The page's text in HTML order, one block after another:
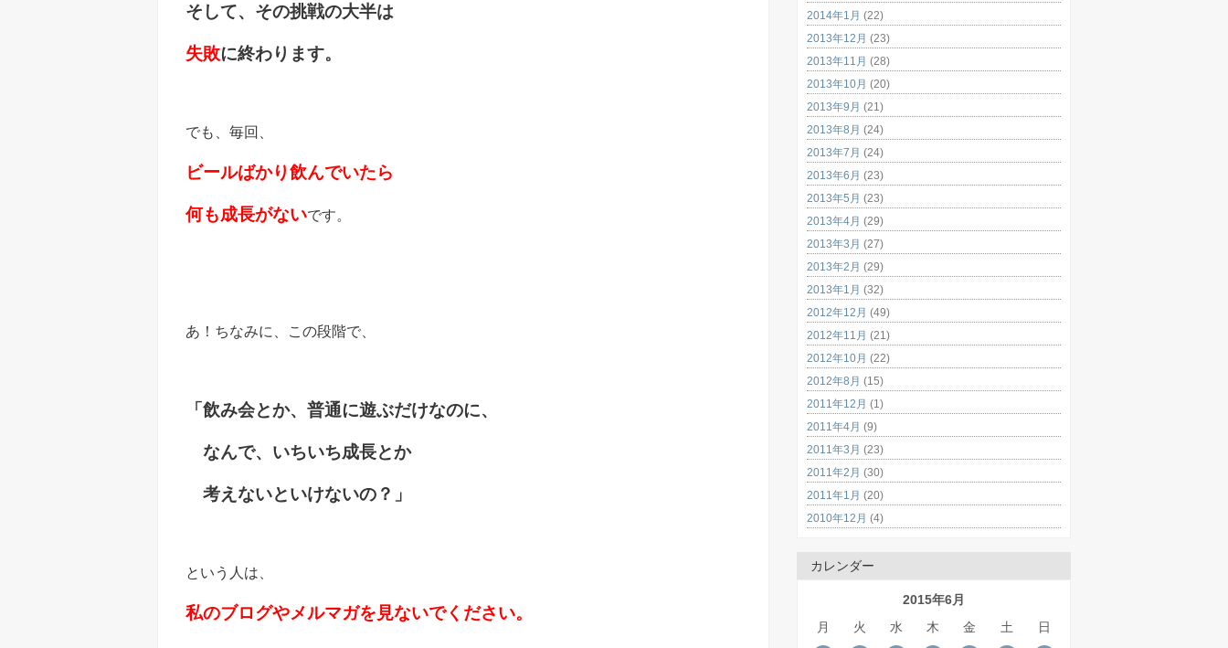
そして、その挑戦の大半は
失敗に終わります。
でも、毎回、
ビールばかり飲んでいたら
何も成長がないです。
あ！ちなみに、この段階で、
「飲み会とか、普通に遊ぶだけなのに、
なんで、いちいち成長とか
考えないといけないの？」
という人は、
私のブログやメルマガを見ないでください。
2014年1月 (22)
2013年12月 (23)
2013年11月 (28)
2013年10月 (20)
2013年9月 (21)
2013年8月 (24)
2013年7月 (24)
2013年6月 (23)
2013年5月 (23)
2013年4月 (29)
2013年3月 (27)
2013年2月 (29)
2013年1月 (32)
2012年12月 (49)
2012年11月 (21)
2012年10月 (22)
2012年8月 (15)
2011年12月 (1)
2011年4月 (9)
2011年3月 (23)
2011年2月 (30)
2011年1月 (20)
2010年12月 (4)
カレンダー
2015年6月
月
火 水 木 金 土 日